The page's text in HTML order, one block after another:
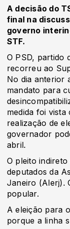
A decisão do
final na
governo
STF.
O PSD, partido
recorreu ao
No dia anterior
mandato para
medida foi
realização de
governador
abril.
O pleito
deputados da
Janeiro (Alerj).
popular.
A eleição para
porque a linha